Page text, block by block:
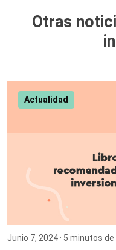
Otras
Actualidad
Junio 7, 2024 · 5 minutos